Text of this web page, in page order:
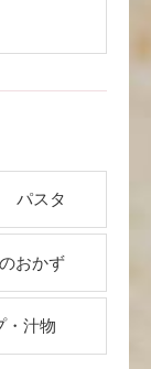
パスタ
おかず
・汁物